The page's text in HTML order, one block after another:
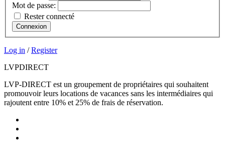
Mot de passe:
Rester connecté
Connexion
Log in /Register
LVPDIRECT
LVP-DIRECT est un groupement de propriétaires qui souhaitent
promouvoir leurs locations de vacances sans les intermédiaires qui
rajoutent entre 10% et 25% de frais de réservation.